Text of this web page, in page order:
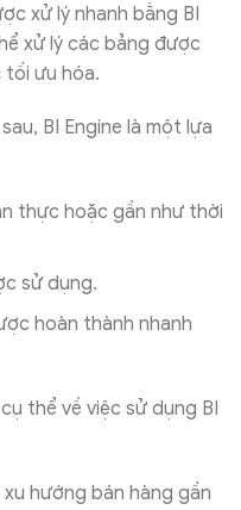
xử lý nhanh bằng BI
xử lý các bảng được
ưu hóa.
BI Engine là một lựa
thực hoặc gần như thời
sử dụng.
hoàn thành nhanh
thể về việc sử dụng BI
hướng bán hàng gần